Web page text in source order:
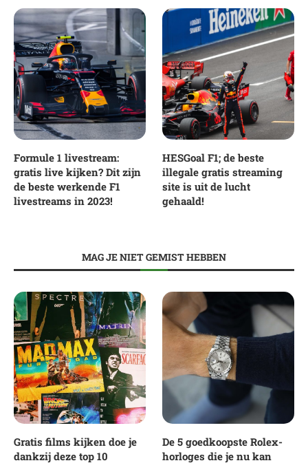
Formule 1 livestream:
gratis live kijken? Dit zijn
de beste werkende F1
livestreams in 2023!
HESGoal F1; de beste
illegale gratis streaming
site is uit de lucht
gehaald!
MAG JE NIET GEMIST HEBBEN
Gratis films kijken doe je
dankzij deze top 10
De 5 goedkoopste Rolex-
horloges die je nu kan